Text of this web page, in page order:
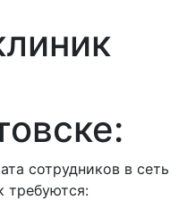
сотрудников в сеть
требуются: